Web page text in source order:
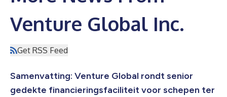
Venture Global Inc.
Get RSS Feed
Samenvatting: Venture Global rondt senior
gedekte financieringsfaciliteit voor schepen ter